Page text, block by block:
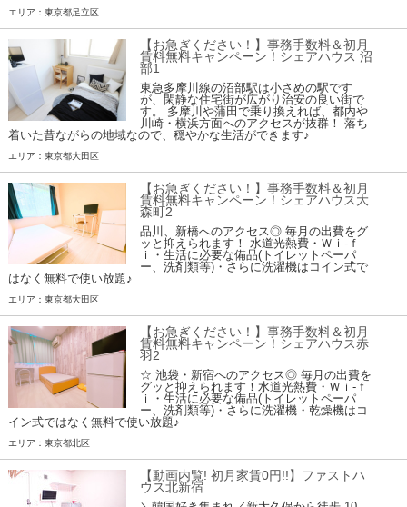
エリア：東京都足立区
【お急ぎください！】事務手数料＆初月
賃料無料キャンペーン！シェアハウス 沼
部1
東急多摩川線の沼部駅は小さめの駅です
が、閑静な住宅街が広がり治安の良い街で
す。 多摩川や蒲田で乗り換えれば、都内や
川崎・横浜方面へのアクセスが抜群！ 落ち
着いた昔ながらの地域なので、穏やかな生活ができます♪
エリア：東京都大田区
【お急ぎください！】事務手数料＆初月
賃料無料キャンペーン！シェアハウス大
森町2
品川、新橋へのアクセス◎ 毎月の出費をグ
ッと抑えられます！ 水道光熱費・Ｗｉ-ｆ
ｉ・生活に必要な備品(トイレットペーパ
ー、洗剤類等)・さらに洗濯機はコイン式で
はなく無料で使い放題♪
エリア：東京都大田区
【お急ぎください！】事務手数料＆初月
賃料無料キャンペーン！シェアハウス赤
羽2
☆ 池袋・新宿へのアクセス◎ 毎月の出費を
グッと抑えられます！水道光熱費・Ｗｉ-ｆ
ｉ・生活に必要な備品(トイレットペーパ
ー、洗剤類等)・さらに洗濯機・乾燥機はコ
イン式ではなく無料で使い放題♪
エリア：東京都北区
【動画内覧! 初月家賃0円!!】ファストハ
ウス北新宿